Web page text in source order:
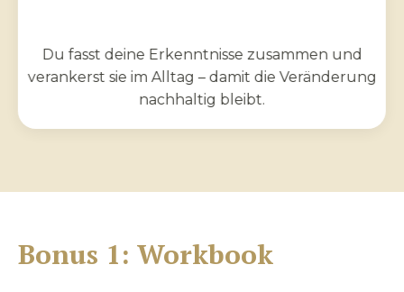
Du fasst deine Erkenntnisse zusammen und
verankerst sie im Alltag – damit die Veränderung
nachhaltig bleibt.
Bonus 1: Workbook